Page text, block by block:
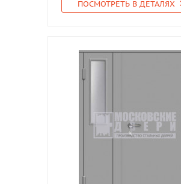
ПОСМОТРЕТЬ В ДЕТАЛЯХ